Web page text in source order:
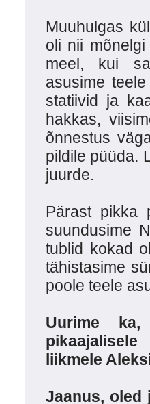
Muuhulgas
oli nii
meel, kui
asusime
statiivid ja
hakkas,
õnnestus
pildile püüda.
juurde.
Pärast pikka
suundusime
tublid kokad
tähistasime
poole teele
Uurime
liikmele
Jaanus, oled